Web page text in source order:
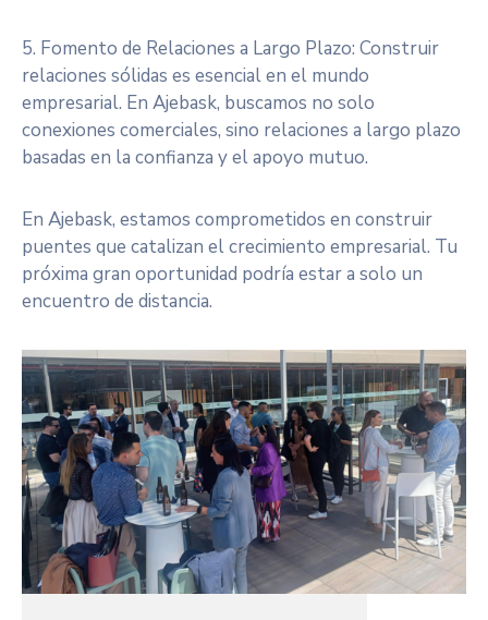
5. Fomento de Relaciones a Largo Plazo: Construir
relaciones sólidas es esencial en el mundo
empresarial. En Ajebask, buscamos no solo
conexiones comerciales, sino relaciones a largo plazo
basadas en la confianza y el apoyo mutuo.
En Ajebask, estamos comprometidos en construir
puentes que catalizan el crecimiento empresarial. Tu
próxima gran oportunidad podría estar a solo un
encuentro de distancia.